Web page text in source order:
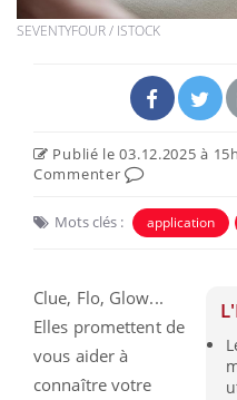
SEVENTYFOUR / ISTOCK
Publié le 03.12.2025 à
Commenter
Mots clés : application
Clue, Flo, Glow...
Elles promettent de
vous aider à
connaître votre